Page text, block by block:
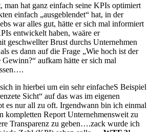
man hat ganz einfach seine KPIs optimiert
einfach „ausgeblendet“ hat, in der
war alles gut, hätte er sich mal informiert
entwickelt haben, waäre er
geschwellter Brust durchs Unternehmen
es dann auf die Frage „Wie hoch ist der
aufkam hätte er sich mal
in hierbei um ein sehr einfacheS Beispiel
Sicht“ auf das was im eigenen
es nur all zu oft. Irgendwann bin ich einmal
kompletten Report Unternehmensweit zu
Transparenz zu geben….zack wurde ich